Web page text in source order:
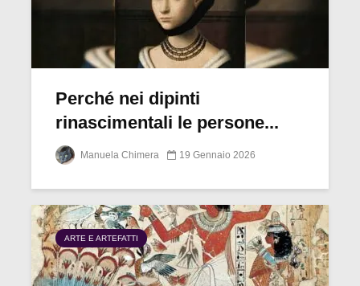
Perché nei dipinti
rinascimentali le persone...
Manuela Chimera 19 Gennaio 2026
ARTE E ARTEFATTI